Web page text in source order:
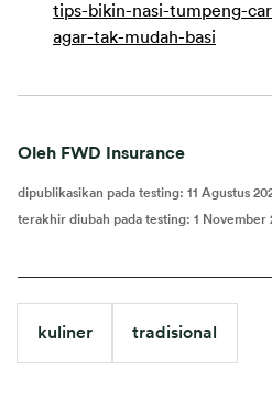
tips-bikin-nasi-tumpeng-
agar-tak-mudah-basi
Oleh FWD Insurance
dipublikasikan pada testing: 11 Agustus
terakhir diubah pada testing: 1 November
kuliner tradisional